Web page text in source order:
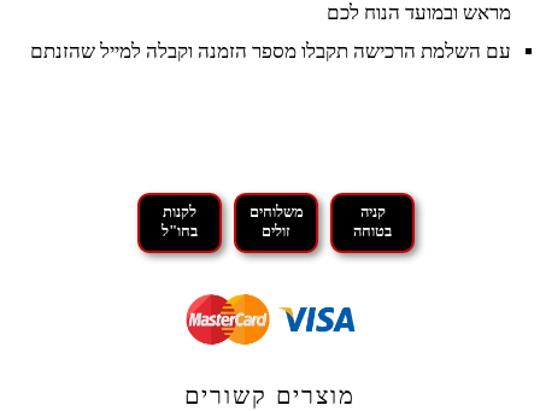
מראש ובמועד הנוח לכם
עם השלמת הרכישה תקבלו מספר הזמנה וקבלה למייל שהזנתם
קניה
בטוחה
משלוחים
זולים
לקנות
בחו"ל
מוצרים קשורים